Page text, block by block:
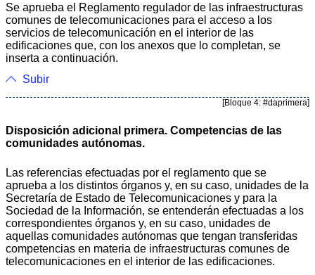
Se aprueba el Reglamento regulador de las infraestructuras
comunes de telecomunicaciones para el acceso a los
servicios de telecomunicación en el interior de las
edificaciones que, con los anexos que lo completan, se
inserta a continuación.
Subir
[Bloque 4: #daprimera]
Disposición adicional primera. Competencias de las
comunidades autónomas.
Las referencias efectuadas por el reglamento que se
aprueba a los distintos órganos y, en su caso, unidades de la
Secretaría de Estado de Telecomunicaciones y para la
Sociedad de la Información, se entenderán efectuadas a los
correspondientes órganos y, en su caso, unidades de
aquellas comunidades autónomas que tengan transferidas
competencias en materia de infraestructuras comunes de
telecomunicaciones en el interior de las edificaciones.